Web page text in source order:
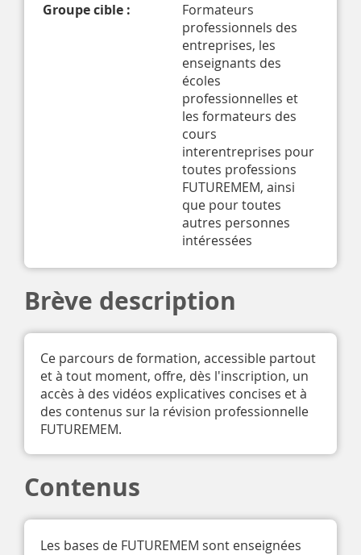
Brève description
Ce parcours de formation, accessible partout
et à tout moment, offre, dès l'inscription, un
accès à des vidéos explicatives concises et à
des contenus sur la révision professionnelle
FUTUREMEM.
Contenus
Les bases de FUTUREMEM sont enseignées
Groupe cible :
Formateurs
professionnels des
entreprises, les
enseignants des
écoles
professionnelles et
les formateurs des
cours
interentreprises pour
toutes professions
FUTUREMEM, ainsi
que pour toutes
autres personnes
intéressées